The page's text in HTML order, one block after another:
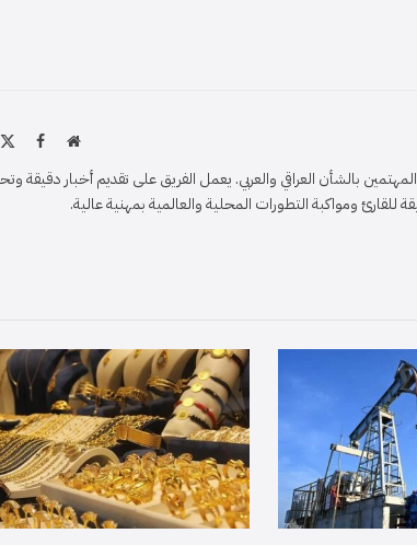
موقع
بالشأن العراقي والعربي. يعمل الفريق على تقديم أخبار دقيقة
ومواكبة التطورات المحلية والعالمية بمهنية عالية.